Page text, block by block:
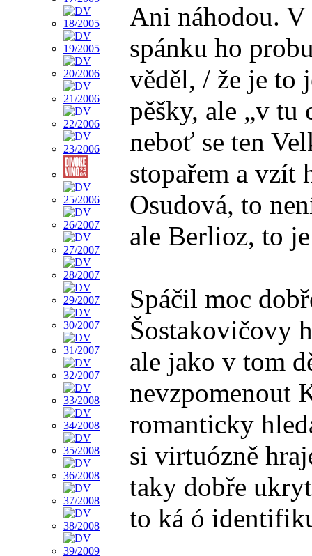
Ani náhodou. V
spánku ho
věděl, / že je to
pěšky, ale „v tu
neboť se ten
stopařem a vzít
Osudová, to
ale Berlioz, to
Spáčil moc
Šostakovičovy
ale jako v tom
nevzpomenout
romanticky
si virtuózně
taky dobře
to ká ó